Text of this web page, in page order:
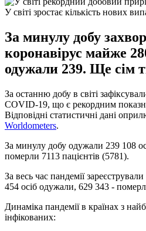
У світі зростає кількість нових
За минулу добу
коронавірус майже
одужали 239. Ще сім
За останню добу в світі
COVID-19, що є рекордним
Відповідні статистичні дані
Worldometers.
За минулу добу одужали 239 108
померли 7113 пацієнтів (5781).
За весь час пандемії
454 осіб одужали, 629 343 -
Динаміка пандемії в країнах з
інфікованих: